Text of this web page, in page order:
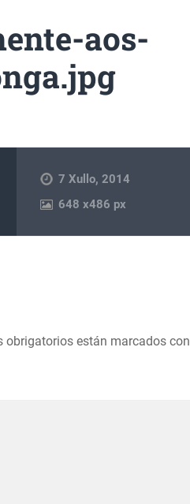
aos-
7 Xullo, 2014
648x486 px
obrigatorios están marcados con